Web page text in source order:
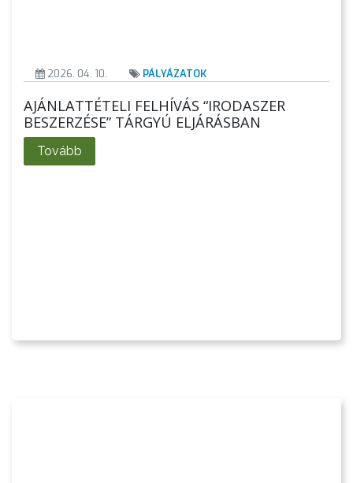
2026. 04. 10. PÁLYÁZATOK
AJÁNLATTÉTELI FELHÍVÁS “IRODASZER
BESZERZÉSE” TÁRGYÚ ELJÁRÁSBAN
Tovább